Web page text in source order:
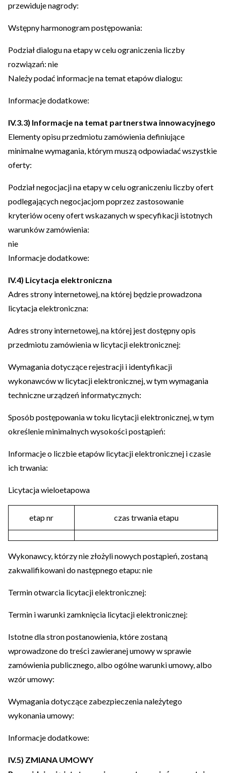
przewiduje nagrody:
Wstępny harmonogram postępowania:
Podział dialogu na etapy w celu ograniczenia liczby
rozwiązań: nie
Należy podać informacje na temat etapów dialogu:
Informacje dodatkowe:
IV.3.3) Informacje na temat partnerstwa innowacyjnego
Elementy opisu przedmiotu zamówienia definiujące
minimalne wymagania, którym muszą odpowiadać wszystkie
oferty:
Podział negocjacji na etapy w celu ograniczeniu liczby ofert
podlegających negocjacjom poprzez zastosowanie
kryteriów oceny ofert wskazanych w specyfikacji istotnych
warunków zamówienia:
nie
Informacje dodatkowe:
IV.4) Licytacja elektroniczna
Adres strony internetowej, na której będzie prowadzona
licytacja elektroniczna:
Adres strony internetowej, na której jest dostępny opis
przedmiotu zamówienia w licytacji elektronicznej:
Wymagania dotyczące rejestracji i identyfikacji
wykonawców w licytacji elektronicznej, w tym wymagania
techniczne urządzeń informatycznych:
Sposób postępowania w toku licytacji elektronicznej, w tym
określenie minimalnych wysokości postąpień:
Informacje o liczbie etapów licytacji elektronicznej i czasie
ich trwania:
Licytacja wieloetapowa
etap nr czas trwania etapu
Wykonawcy, którzy nie złożyli nowych postąpień, zostaną
zakwalifikowani do następnego etapu: nie
Termin otwarcia licytacji elektronicznej:
Termin i warunki zamknięcia licytacji elektronicznej:
Istotne dla stron postanowienia, które zostaną
wprowadzone do treści zawieranej umowy w sprawie
zamówienia publicznego, albo ogólne warunki umowy, albo
wzór umowy:
Wymagania dotyczące zabezpieczenia należytego
wykonania umowy:
Informacje dodatkowe:
IV.5) ZMIANA UMOWY